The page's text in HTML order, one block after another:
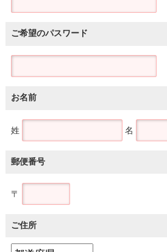
ご希望のパスワード
お名前
姓 名
郵便番号
〒
ご住所